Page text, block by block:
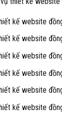
kế website
kế website
kế website
kế website
kế website
kế website